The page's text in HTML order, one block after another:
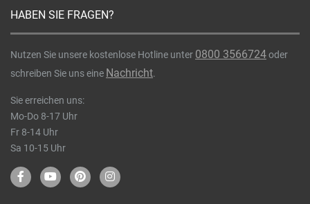
HABEN SIE FRAGEN?
Nutzen Sie unsere kostenlose Hotline unter 0800 3566724oder
schreiben Sie uns eine Nachricht.
Sie erreichen uns:
Mo-Do 8-17 Uhr
Fr 8-14 Uhr
Sa 10-15 Uhr